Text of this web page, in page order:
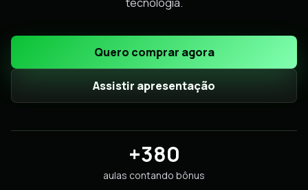
Quero comprar agora
Assistir apresentação
+380
aulas contando bônus